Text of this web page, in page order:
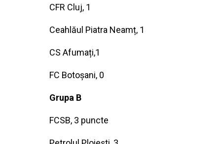
CFR Cluj, 1
Ceahlăul Piatra Neamț, 1
CS Afumați,1
FC Botoșani, 0
Grupa B
FCSB, 3 puncte